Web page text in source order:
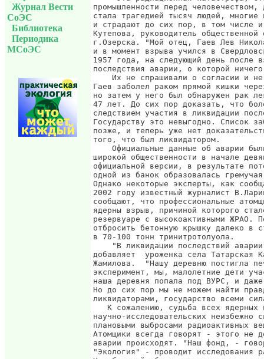
Журнал Вести
СоЭС
Библиотека
Периодика
МСоЭС